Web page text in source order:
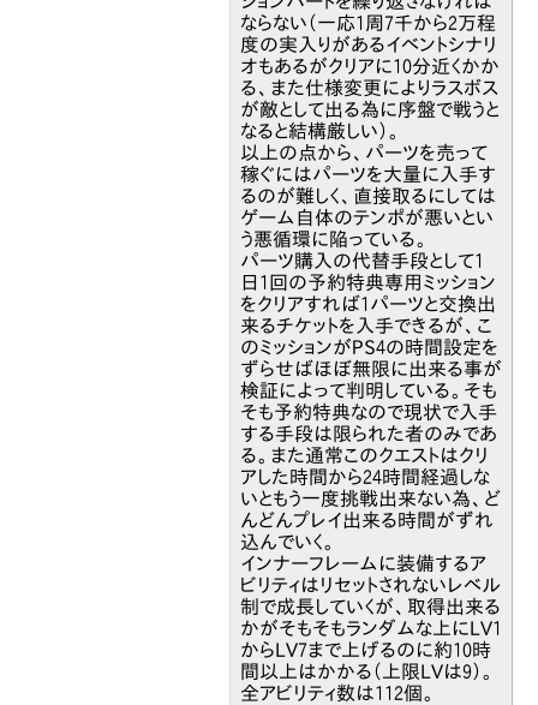
ならない（一応1周7千から2万程
度の実入りがあるイベントシナリ
オもあるがクリアに10分近くかか
る、また仕様変更によりラスボス
が敵として出る為に序盤で戦うと
なると結構厳しい）。
以上の点から、パーツを売って
稼ぐにはパーツを大量に入手す
るのが難しく、直接取るにしては
ゲーム自体のテンポが悪いとい
う悪循環に陥っている。
パーツ購入の代替手段として1
日1回の予約特典専用ミッション
をクリアすれば1パーツと交換出
来るチケットを入手できるが、こ
のミッションがPS4の時間設定を
ずらせばほぼ無限に出来る事が
検証によって判明している。そも
そも予約特典なので現状で入手
する手段は限られた者のみであ
る。また通常このクエストはクリ
アした時間から24時間経過しな
いともう一度挑戦出来ない為、ど
んどんプレイ出来る時間がずれ
込んでいく。
インナーフレームに装備するア
ビリティはリセットされないレベル
制で成長していくが、取得出来る
かがそもそもランダムな上にLV1
からLV7まで上げるのに約10時
間以上はかかる（上限LVは9）。
全アビリティ数は112個。